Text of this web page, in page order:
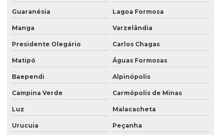
Guaranésia Lagoa Formosa
Manga Varzelândia
Presidente Olegário Carlos Chagas
Matipó Águas Formosas
Baependi Alpinópolis
Campina Verde Carmópolis de Minas
Luz Malacacheta
Urucuia Peçanha